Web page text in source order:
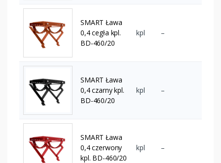
SMART Ława
0,4 cegła kpl.
BD-460/20
kpl –
SMART Ława
0,4 czarny kpl.
BD-460/20
kpl –
SMART Ława
0,4 czerwony
kpl. BD-460/20
kpl –